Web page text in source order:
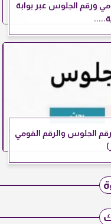
2026 بالرقم القومي ورقم الجلوس عبر بوابة
2026 .. بالاسم ورقم الجلوس والرقم القومي